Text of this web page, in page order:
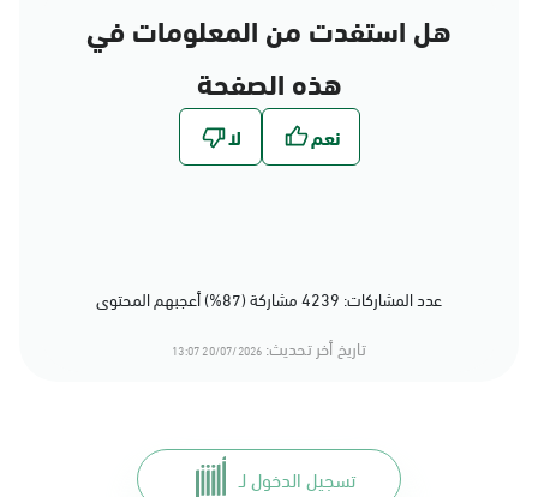
هل استفدت من المعلومات في
هذه الصفحة
عدد المشاركات: 4239 مشاركة (87%) أعجبهم المحتوى
تاريخ أخر تحديث: 20/07/2026 13:07
تسجيل الدخول لـ